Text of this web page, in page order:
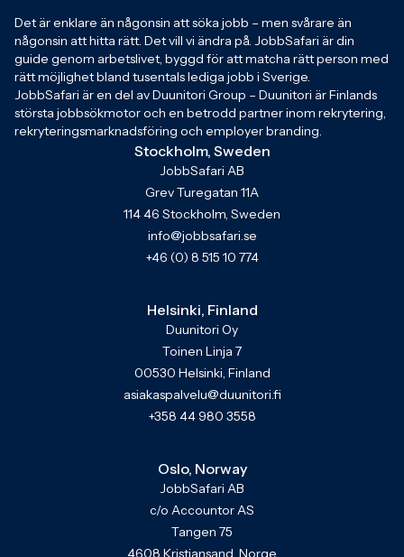
Det är enklare än någonsin att söka jobb – men svårare än
någonsin att hitta rätt. Det vill vi ändra på. JobbSafari är din
guide genom arbetslivet, byggd för att matcha rätt person med
rätt möjlighet bland tusentals lediga jobb i Sverige.
JobbSafari är en del av Duunitori Group – Duunitori är Finlands
största jobbsökmotor och en betrodd partner inom rekrytering,
rekryteringsmarknadsföring och employer branding.
Stockholm, Sweden
JobbSafari AB
Grev Turegatan 11A
114 46 Stockholm, Sweden
info@jobbsafari.se
+46 (0) 8 515 10 774
Helsinki, Finland
Duunitori Oy
Toinen Linja 7
00530 Helsinki, Finland
asiakaspalvelu@duunitori.fi
+358 44 980 3558
Oslo, Norway
JobbSafari AB
c/o Accountor AS
Tangen 75
4608 Kristiansand, Norge